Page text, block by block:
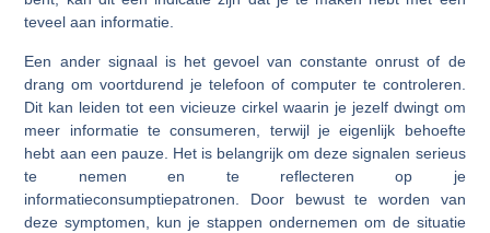
teveel aan informatie.
Een ander signaal is het gevoel van constante onrust of de
drang om voortdurend je telefoon of computer te controleren.
Dit kan leiden tot een vicieuze cirkel waarin je jezelf dwingt om
meer informatie te consumeren, terwijl je eigenlijk behoefte
hebt aan een pauze. Het is belangrijk om deze signalen serieus
te nemen en te reflecteren op je
informatieconsumptiepatronen. Door bewust te worden van
deze symptomen, kun je stappen ondernemen om de situatie